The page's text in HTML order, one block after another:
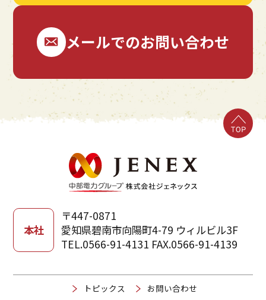
メールでのお問い合わせ
本社
〒447-0871
愛知県碧南市向陽町4-79 ウィルビル3F
TEL.0566-91-4131 FAX.0566-91-4139
トピックス お問い合わせ